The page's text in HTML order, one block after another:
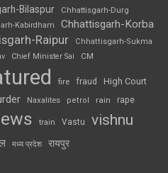
Bilaspur Chhattisgarh-Durg
Kabirdham Chhattisgarh-Korba
Raipur
Chhattisgarh-Sukma
Chief Minister Sai CM
fire fraud High Court
Naxalites petrol rain rape
train Vastu vishnu
मध्य प्रदेश रायपुर